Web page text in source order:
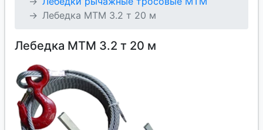
Лебедка МТМ 3.2 т 20 м
Лебедка МТМ 3.2 т 20 м